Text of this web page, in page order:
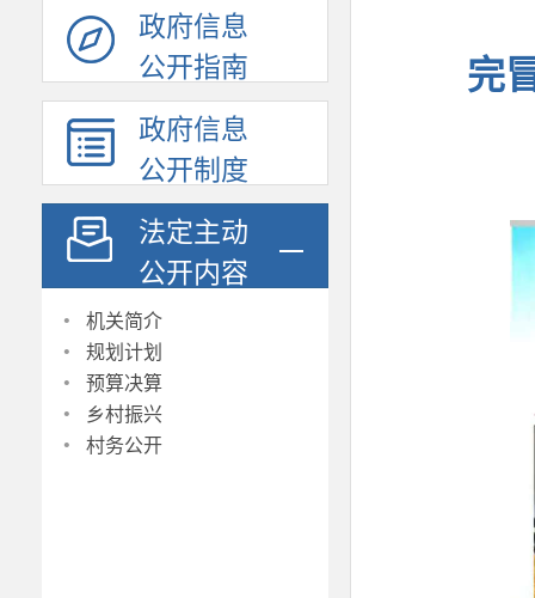
政府信息
公开指南
政府信息
公开制度
法定主动
公开内容
· 机关简介
· 规划计划
· 预算决算
· 乡村振兴
· 村务公开
完